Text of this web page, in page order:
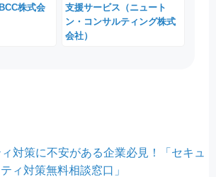
株式会
支援サービス（ニュート
ン・コンサルティング株式
会社）
対策に不安がある企業必見！「セキュ
ティ対策無料相談窓口」